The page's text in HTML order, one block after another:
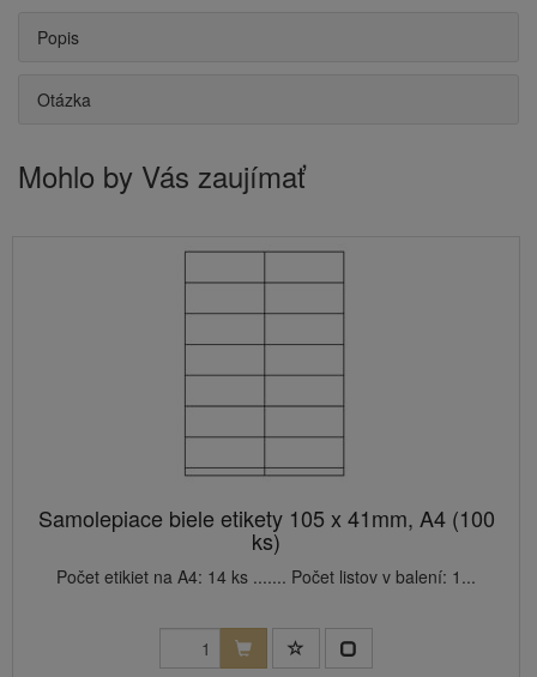
Popis
Otázka
Mohlo by Vás zaujímať
Samolepiace biele etikety 105 x 41mm, A4 (100
ks)
Počet etikiet na A4: 14 ks ....... Počet listov v balení: 1...